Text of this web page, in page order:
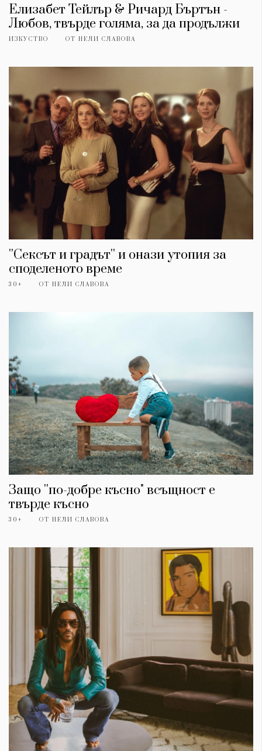
Елизабет Тейлър & Ричард Бъртън -
Любов, твърде голяма, за да продължи
ИЗКУСТВО ОТ НЕЛИ СЛАВОВА
''Сексът и градът'' и онази утопия за
споделеното време
30+ ОТ НЕЛИ СЛАВОВА
Защо ''по-добре късно" всъщност е
твърде късно
30+ ОТ НЕЛИ СЛАВОВА